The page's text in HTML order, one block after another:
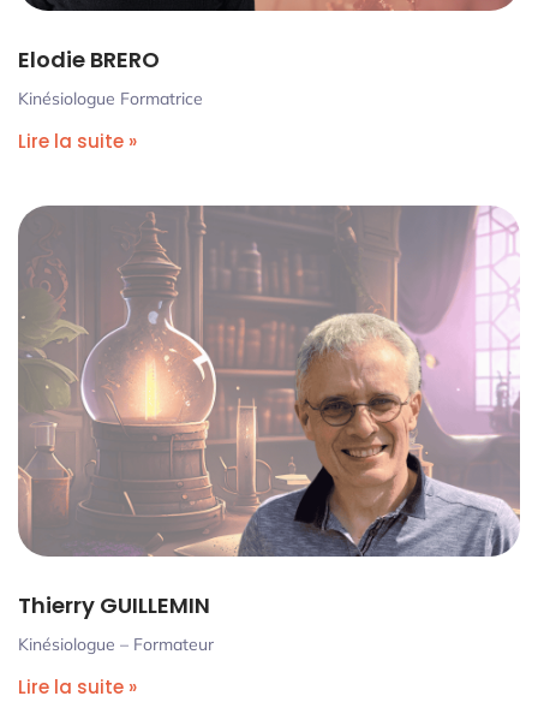
Elodie BRERO
Kinésiologue Formatrice
Lire la suite »
Thierry GUILLEMIN
Kinésiologue – Formateur
Lire la suite »